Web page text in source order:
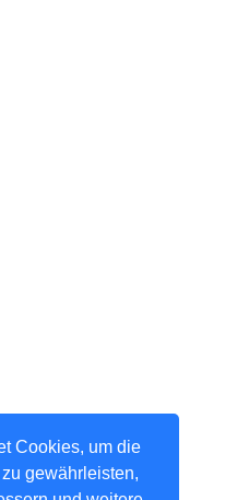
Cookies, um die
gewährleisten,